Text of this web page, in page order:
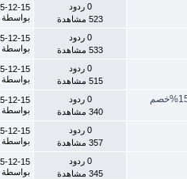
0 ردود
523 مشاهدة
15 @ 18:03:59
بواسطة
0 ردود
533 مشاهدة
15 @ 18:01:34
بواسطة
0 ردود
515 مشاهدة
15 @ 17:59:16
بواسطة
0 ردود
340 مشاهدة
15 @ 17:56:51
بواسطة
0 ردود
357 مشاهدة
15 @ 17:54:45
بواسطة
0 ردود
345 مشاهدة
15 @ 17:52:53
بواسطة